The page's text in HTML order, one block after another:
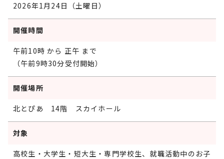
2026年1月24日（土曜日）
開催時間
午前10時 から 正午 まで
（午前9時30分受付開始）
開催場所
北とぴあ 14階 スカイホール
対象
高校生・大学生・短大生・専門学校生、就職活動中のお子